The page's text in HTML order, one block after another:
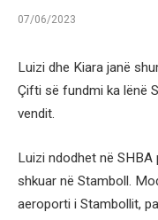
07/06/2023
Luizi dhe Kiara janë
Çifti së fundmi ka lënë
vendit.
Luizi ndodhet në
shkuar në Stamboll.
aeroporti i Stambollit,